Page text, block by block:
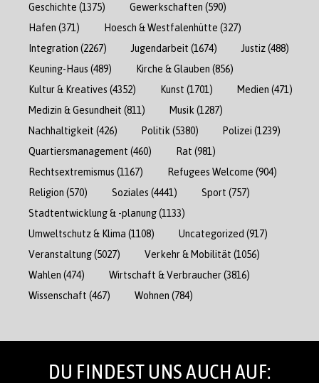
Geschichte (1375) Gewerkschaften (590)
Hafen (371) Hoesch & Westfalenhütte (327)
Integration (2267) Jugendarbeit (1674) Justiz(488)
Keuning-Haus (489) Kirche & Glauben (856)
Kultur & Kreatives (4352) Kunst (1701) Medien (471)
Medizin & Gesundheit (811) Musik (1287)
Nachhaltigkeit (426) Politik (5380) Polizei (1239)
Quartiersmanagement (460) Rat (981)
Rechtsextremismus (1167) Refugees Welcome (904)
Religion (570) Soziales (4441) Sport (757)
Stadtentwicklung & -planung(1133)
Umweltschutz & Klima (1108) Uncategorized (917)
Veranstaltung(5027) Verkehr & Mobilität (1056)
Wahlen (474) Wirtschaft & Verbraucher(3816)
Wissenschaft (467) Wohnen (784)
DU FINDEST UNS AUCH AUF: